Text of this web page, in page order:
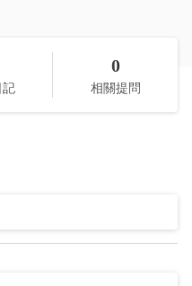
記
0
相關提問